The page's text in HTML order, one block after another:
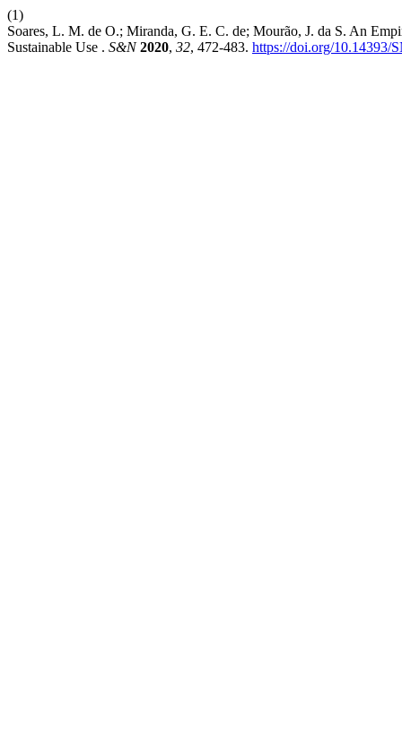
(1)
Soares, L. M. de O.; Miranda, G. E. C. de; Mourão, J. da S. An
Sustainable Use . S&N 2020, 32, 472-483. https://doi.org/10.14393/